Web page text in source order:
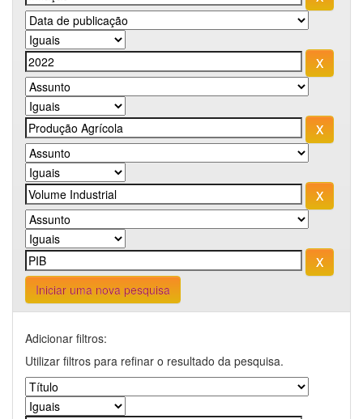
Iniciar uma nova pesquisa
Adicionar filtros:
Utilizar filtros para refinar o resultado da pesquisa.